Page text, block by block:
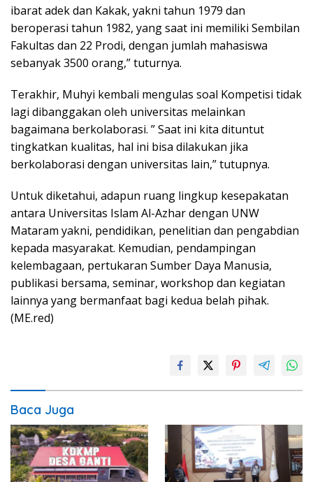
ibarat adek dan Kakak, yakni tahun 1979 dan
beroperasi tahun 1982, yang saat ini memiliki Sembilan
Fakultas dan 22 Prodi, dengan jumlah mahasiswa
sebanyak 3500 orang,” tuturnya.
Terakhir, Muhyi kembali mengulas soal Kompetisi tidak
lagi dibanggakan oleh universitas melainkan
bagaimana berkolaborasi. ” Saat ini kita dituntut
tingkatkan kualitas, hal ini bisa dilakukan jika
berkolaborasi dengan universitas lain,” tutupnya.
Untuk diketahui, adapun ruang lingkup kesepakatan
antara Universitas Islam Al-Azhar dengan UNW
Mataram yakni, pendidikan, penelitian dan pengabdian
kepada masyarakat. Kemudian, pendampingan
kelembagaan, pertukaran Sumber Daya Manusia,
publikasi bersama, seminar, workshop dan kegiatan
lainnya yang bermanfaat bagi kedua belah pihak.
(ME.red)
Baca Juga